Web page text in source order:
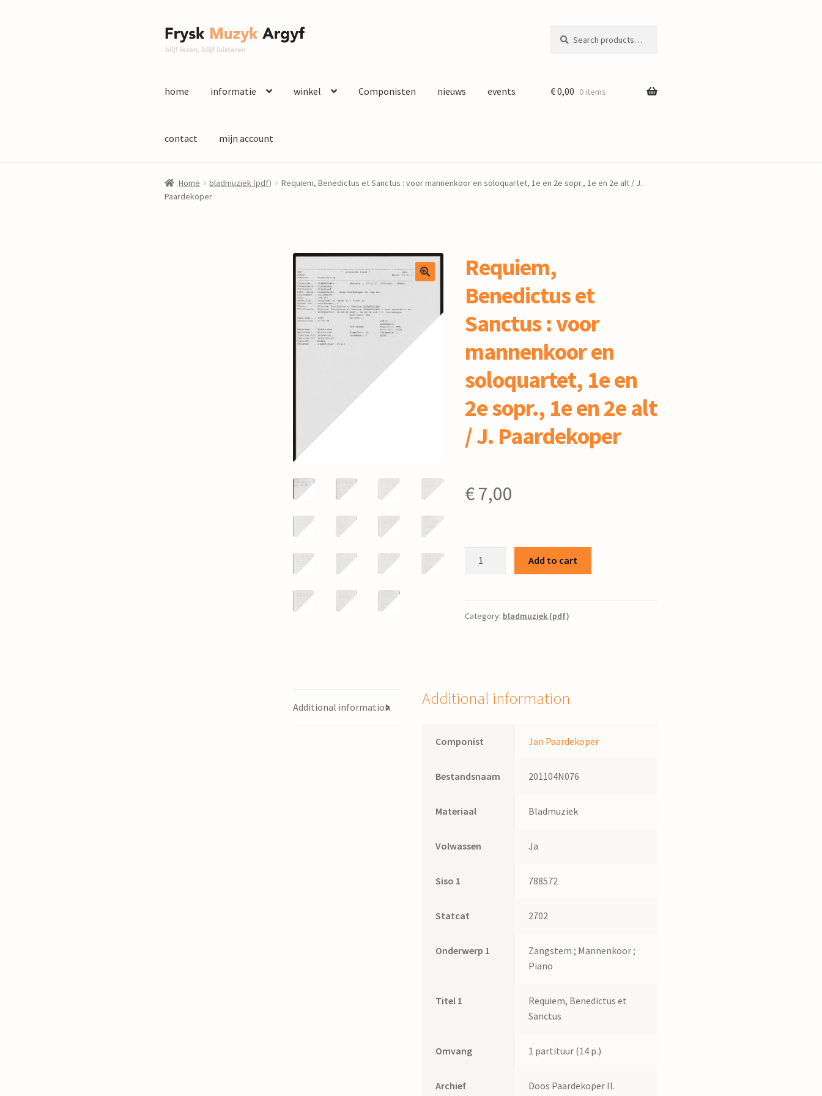
Ga
door
Ga
naar
for:
home informatie winkel Componisten nieuws events
contact mijn account
€0,00 0 items
Home bladmuziek (pdf)
Requiem, Benedictus et Sanctus : voor mannenkoor en soloquartet, 1e en 2e sopr., 1e en 2e alt / J.
Paardekoper
Requiem,
Benedictus et
Sanctus : voor
mannenkoor en
soloquartet, 1e en
2e sopr., 1e en 2e alt
/ J. Paardekoper
€7,00
:
en
sopr.,
2e
/
Paardekoper
Add to cart
Category: bladmuziek (pdf)
Additional information Additional information
Componist Jan Paardekoper
Bestandsnaam 201104N076
Materiaal Bladmuziek
Volwassen Ja
Siso 1 788572
Statcat 2702
Onderwerp 1
Zangstem ; Mannenkoor ;
Piano
Titel 1
Requiem, Benedictus et
Sanctus
Omvang 1 partituur (14 p.)
Archief Doos Paardekoper II.